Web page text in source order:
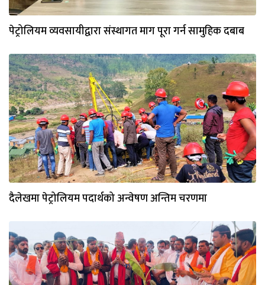
पेट्रोलियम व्यवसायीद्वारा संस्थागत माग पूरा गर्न सामुहिक दबाब
दैलेखमा पेट्रोलियम पदार्थको अन्वेषण अन्तिम चरणमा